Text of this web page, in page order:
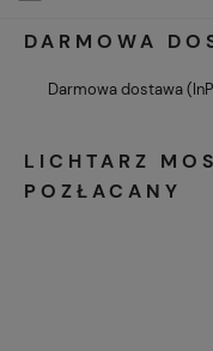
DARMOWA
Darmowa dostawa
LICHTARZ
POZŁACANY